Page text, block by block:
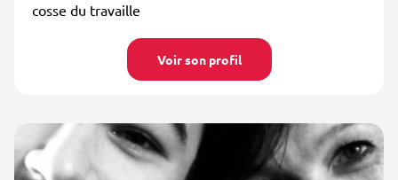
cosse du travaille
Voir son profil